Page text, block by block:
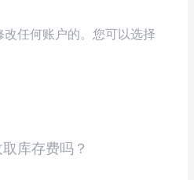
任何账户的。您可以选择
库存费吗？